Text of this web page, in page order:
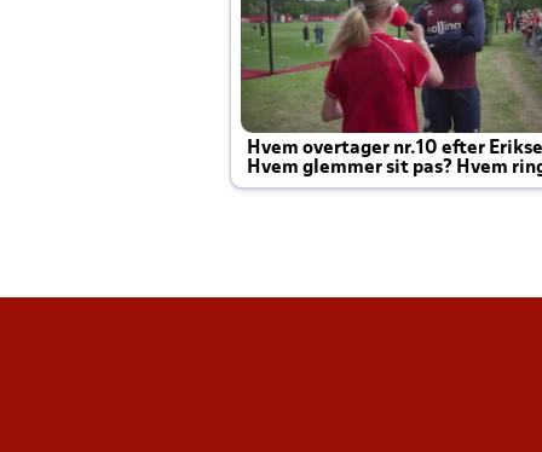
Hvem overtager nr.10 efter
Hvem glemmer sit pas? Hvem
Joachim altid til efter kampe?